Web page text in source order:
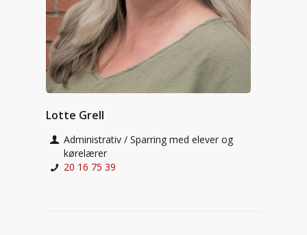
Lotte Grell
Administrativ / Sparring med elever og
kørelærer
20 16 75 39